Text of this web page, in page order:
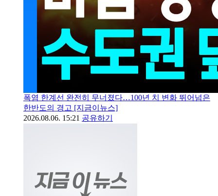
폭염 한계선 완전히 무너졌다…100년 치 변화 뛰어넘은
한반도의 경고 [지금이뉴스]
2026.08.06. 15:21 공유하기